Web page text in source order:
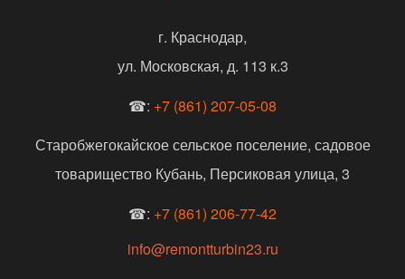
г. Краснодар,
ул. Московская, д. 113 к.3
☎: +7 (861) 207-05-08
Старобжегокайское сельское поселение, садовое
товарищество Кубань, Персиковая улица, 3
☎: +7 (861) 206-77-42
info@remontturbin23.ru